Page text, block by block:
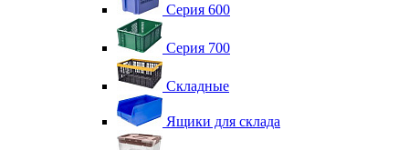
Серия 600
Серия 700
Складные
Ящики для склада